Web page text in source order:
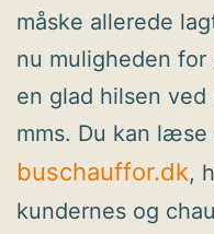
måske allerede
nu muligheden
en glad hilsen
mms. Du kan læse
buschauffor.dk,
kundernes og